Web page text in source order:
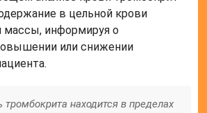
в цельной крови
массы, информируя о
или снижении
тромбокрита находится в пределах